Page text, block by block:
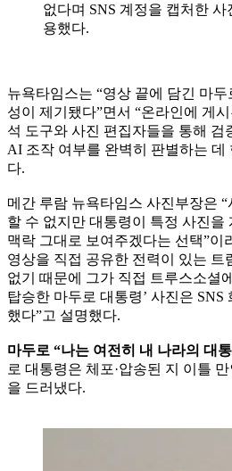
없다며 SNS 계정을 캡처한
용했다.
뉴욕타임스는 “영상 끝에 담긴 마
성이 제기됐다”면서 “온라인에 게
석 도구와 사진 편집자들을 통해 검
AI 조작 여부를 완벽히 판별하는 데
다.
메간 루람 뉴욕타임스 사진부장은
할 수 없지만 대통령이 특정 사진을
맥락 그대로 보여주겠다는 선택”이
영상을 직접 공유한 전력이 있는 트
없기 때문에 그가 직접 트루스소셜
탑승한 마두로 대통령’ 사진은 SNS
했다”고 설명했다.
마두로 “나는 여전히 내 나라의 대
로 대통령은 체포·압송된 지 이틀
을 드러냈다.